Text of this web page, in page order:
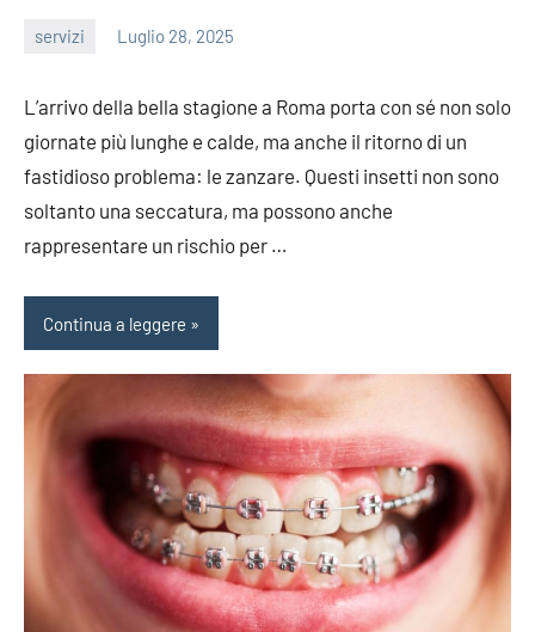
servizi Luglio 28, 2025
L’arrivo della bella stagione a Roma porta con sé non solo
giornate più lunghe e calde, ma anche il ritorno di un
fastidioso problema: le zanzare. Questi insetti non sono
soltanto una seccatura, ma possono anche
rappresentare un rischio per …
Continua a leggere